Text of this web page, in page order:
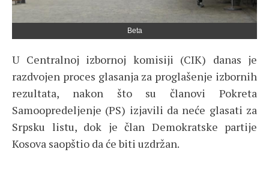
Beta
U Centralnoj izbornoj komisiji (CIK) danas je
razdvojen proces glasanja za proglašenje izbornih
rezultata, nakon što su članovi Pokreta
Samoopredeljenje (PS) izjavili da neće glasati za
Srpsku listu, dok je član Demokratske partije
Kosova saopštio da će biti uzdržan.